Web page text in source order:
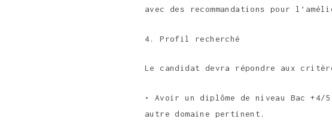
avec des recommandations pour
4. Profil recherché
Le candidat devra répondre aux
• Avoir un diplôme de niveau Bac
autre domaine pertinent.